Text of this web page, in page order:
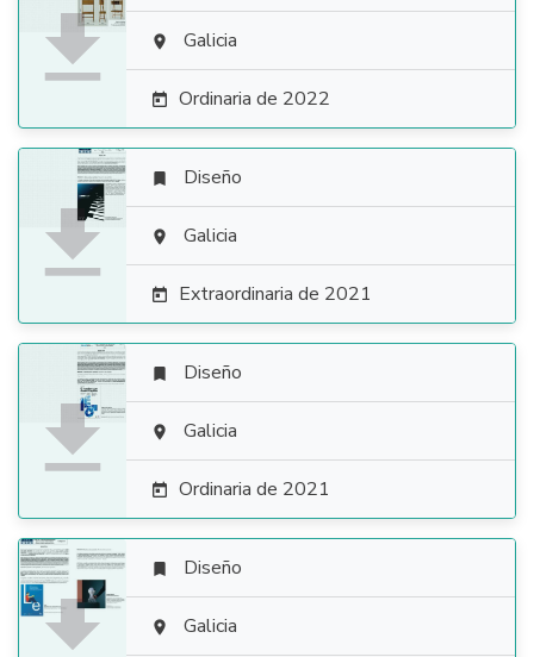
  Galicia
 Ordinaria de 2022

 Diseño
 Galicia
 Extraordinaria de 2021

 Diseño
 Galicia
 Ordinaria de 2021

 Diseño
 Galicia